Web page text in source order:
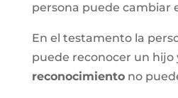
persona puede cambiar
En el testamento la
puede reconocer un hijo
reconocimientono